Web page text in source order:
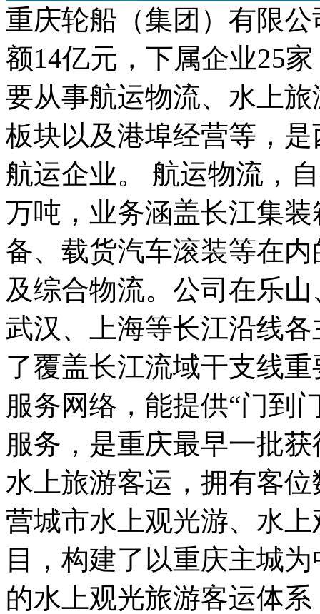
重庆轮船（集团）有限
额14亿元，下属企业25
要从事航运物流、水上
板块以及港埠经营等，
航运企业。 航运物流，
万吨，业务涵盖长江集
备、载货汽车滚装等在
及综合物流。公司在乐
武汉、上海等长江沿线
了覆盖长江流域干支线
服务网络，能提供“门到
服务，是重庆最早一批
水上旅游客运，拥有客
营城市水上观光游、水
目，构建了以重庆主城
的水上观光旅游客运体